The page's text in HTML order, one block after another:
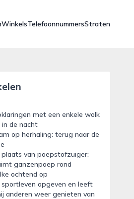
WinkelsTelefoonnummersStraten
met een enkele wolk
de nacht
op herhaling: terug naar de
van poepstofzuiger:
ganzenpoep rond
ochtend op
opgeven en leeft
anderen weer genieten van